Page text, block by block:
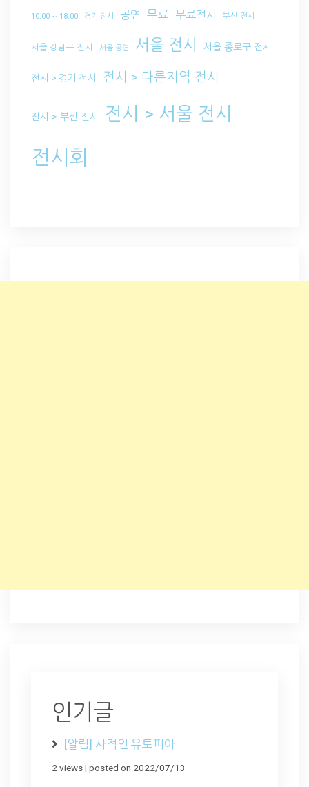
10:00 ~ 18:00 경기 전시 공연 무료 무료전시 부산 전시
서울 강남구 전시 서울 공연 서울 전시 서울 종로구 전시
전시 > 경기 전시 전시 > 다른지역 전시
전시 > 부산 전시 전시 > 서울 전시
전시회
인기글
[알림] 사적인 유토피아
2 views| posted on 2022/07/13